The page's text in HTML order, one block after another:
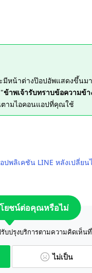
มีหน้าต่างป๊อปอัพแสดงขึ้นม
ข้าพเจ้ารับทราบข้อความข้
ามไอคอนแอปที่คุณใช้
พลิเคชัน LINE หลังเปลี่ย
ยชน์ต่อคุณหรือไม่
บปรุงบริการตามความคิดเห็น
ไม่เป็น